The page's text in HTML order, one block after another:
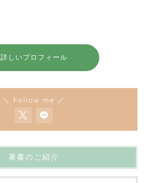
詳しいプロフィール
＼ Follow me ／
著書のご紹介